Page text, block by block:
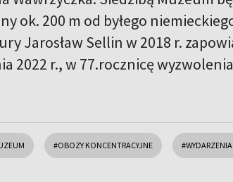
ok. 200 m od byłego
Jarosław Sellin w 2018 r.
2022 r., w 77.rocznicę
#OBOZY KONCENTRACYJNE